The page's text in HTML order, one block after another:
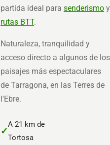
partida ideal para senderismo y
rutas BTT.
Naturaleza, tranquilidad y
acceso directo a algunos de los
paisajes más espectaculares
de Tarragona, en las Terres de
l'Ebre.
✓
A 21 km de
Tortosa